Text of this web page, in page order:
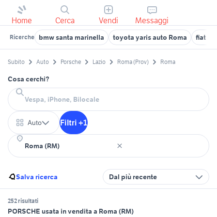
Home Cerca Vendi Messaggi
Ricerche bmw santa marinella toyota yaris auto Roma fiat
Subito Auto Porsche Lazio Roma (Prov) Roma
Cosa cerchi?
Auto Filtri +1
Salva ricerca Dal più recente
252 risultati
PORSCHE usata in vendita a Roma (RM)